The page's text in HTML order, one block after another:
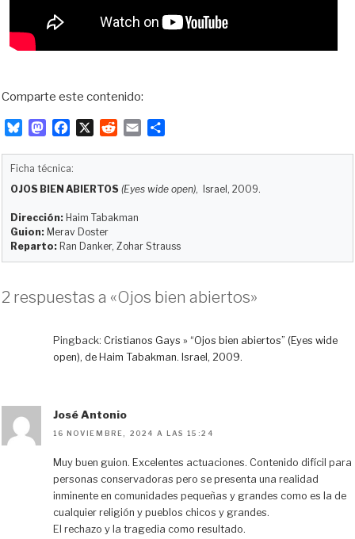
Comparte este contenido:
u
s
k
y
M
o
d
o
n
b
o
o
k
X
t
l
a
i
r
Ficha técnica:
OJOS BIEN ABIERTOS (Eyes wide open), Israel, 2009.
Dirección: Haim Tabakman
Guion: Merav Doster
Reparto: Ran Danker, Zohar Strauss
2 respuestas a «Ojos bien abiertos»
Pingback: Cristianos Gays » “Ojos bien abiertos” (Eyes wide
open), de Haim Tabakman. Israel, 2009.
José Antonio
16 NOVIEMBRE, 2024 A LAS 15:24
Muy buen guion. Excelentes actuaciones. Contenido difícil para
personas conservadoras pero se presenta una realidad
inminente en comunidades pequeñas y grandes como es la de
cualquier religión y pueblos chicos y grandes.
El rechazo y la tragedia como resultado.